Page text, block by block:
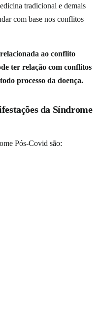
tradicional e demais
com base nos conflitos
ao conflito
ter relação com conflitos
processo da doença.
da Síndrome
Pós-Covid são: